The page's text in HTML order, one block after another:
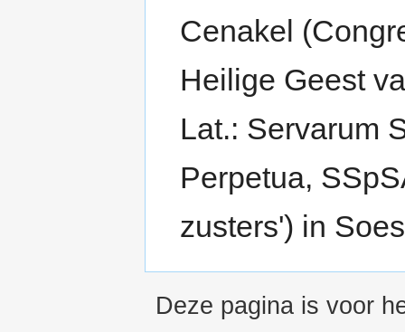
Cenakel
Heilige Geest
Lat.: Servarum
Perpetua,
zusters') in
Deze pagina is voor